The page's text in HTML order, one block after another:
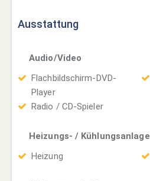
Ausstattung
Audio/Video
Flachbildschirm-DVD-
Player
Radio / CD-Spieler
Heizungs- / Kühlungsanlage
Heizung